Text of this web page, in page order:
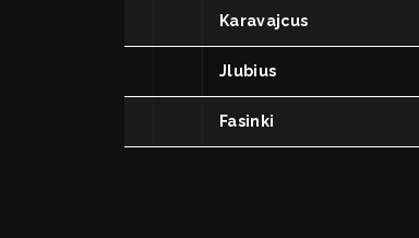
Settore Giovanile
Minibasket
SPORTELLO LEGALE-FISCALE
Giustizia Sportiva
Karavajcus
Jlubius
Fasinki